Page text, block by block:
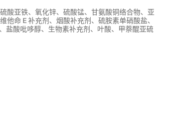
酸亚铁、氧化锌、硫酸锰、甘氨酸铜络合物、亚
命 E 补充剂、烟酸补充剂、硫胺素单硝酸盐、
盐酸吡哆醇、生物素补充剂、叶酸、甲萘醌亚硫